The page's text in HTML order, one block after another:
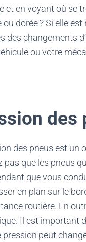
et en voyant où se
ou dorée ? Si elle
des changements
ou votre
des
des pneus est
pas que les pneus
que vous
en plan sur le
routière. En
Il est important
pression peut